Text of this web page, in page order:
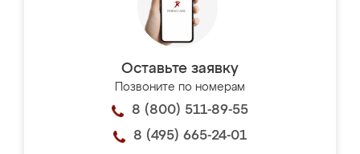
Оставьте заявку
Позвоните по номерам
8 (800) 511-89-55
8 (495) 665-24-01